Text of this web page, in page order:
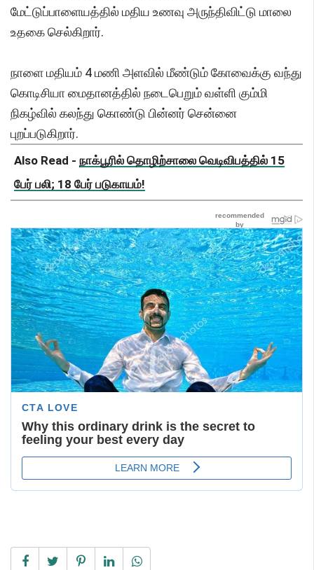
மேட்டுப்பாளையத்தில் மதிய உணவு அருந்திவிட்டு மாலை
உதகை செல்கிறார்.
நாளை மதியம் 4 மணி அளவில் மீண்டும் கோவைக்கு வந்து
கொடிசியா மைதானத்தில் நடைபெறும் வள்ளி கும்மி
நிகழ்வில் கலந்து கொண்டு பின்னர் சென்னை
புறப்படுகிறார்.
Also Read - நாக்பூரில் தொழிற்சாலை வெடிவிபத்தில் 15
பேர் பலி; 18 பேர் படுகாயம்!